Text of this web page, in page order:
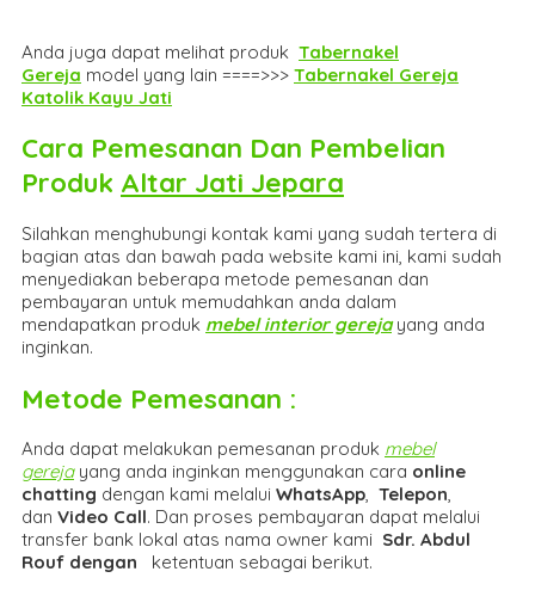
Anda juga dapat melihat produk Tabernakel
Gereja model yang lain ====>>> Tabernakel Gereja
Katolik Kayu Jati
Cara Pemesanan Dan Pembelian
Produk Altar Jati Jepara
Silahkan menghubungi kontak kami yang sudah tertera di
bagian atas dan bawah pada website kami ini, kami sudah
menyediakan beberapa metode pemesanan dan
pembayaran untuk memudahkan anda dalam
mendapatkan produk mebel interior gerejayang anda
inginkan.
Metode Pemesanan :
Anda dapat melakukan pemesanan produk mebel
gerejayang anda inginkan menggunakan cara online
chatting dengan kami melalui WhatsApp, Telepon,
dan Video Call. Dan proses pembayaran dapat melalui
transfer bank lokal atas nama owner kami Sdr. Abdul
Rouf dengan ketentuan sebagai berikut.